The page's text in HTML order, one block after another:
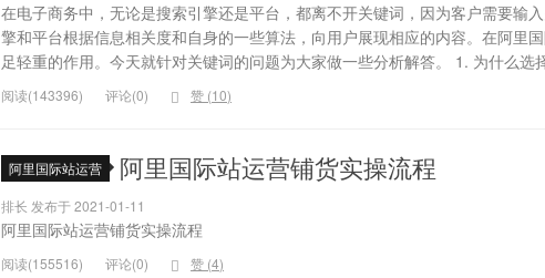
在电子商务中，无论是搜索引擎还是平台，都离不开关键词，因为客户需要输
擎和平台根据信息相关度和自身的一些算法，向用户展现相应的内容。在阿里
足轻重的作用。今天就针对关键词的问题为大家做一些分析解答。 1. 为什么选
阅读(143396) 评论(0) 赞 (10)
阿里国际站运营 阿里国际站运营铺货实操流程
排长 发布于 2021-01-11
阿里国际站运营铺货实操流程
阅读(155516) 评论(0) 赞 (4)